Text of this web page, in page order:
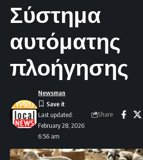
Σύστημα
αυτόματης
πλοήγησης
Last updated:
February 28, 2026
6:56 am
Newsman
Share